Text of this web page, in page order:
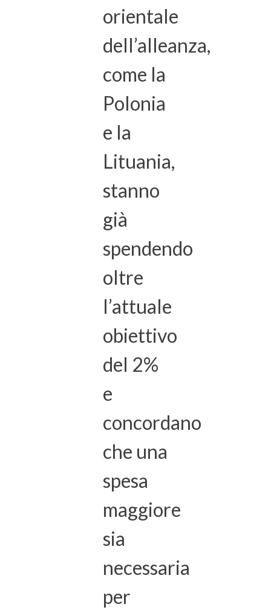
orientale
dell’alleanza,
come la
Polonia
e la
Lituania,
stanno
già
spendendo
oltre
l’attuale
obiettivo
del 2%
e
concordano
che una
spesa
maggiore
sia
necessaria
per